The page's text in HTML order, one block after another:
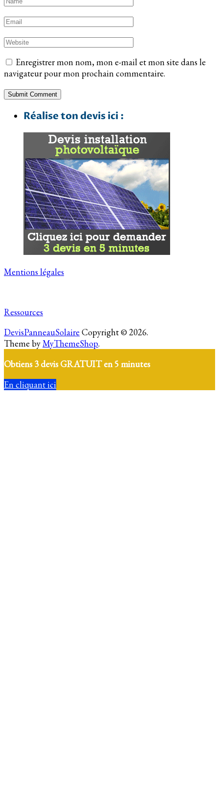
Enregistrer mon nom, mon e-mail et mon site dans le
navigateur pour mon prochain commentaire.
Réalise ton devis ici :
Mentions légales
Ressources
DevisPanneauSolaire Copyright © 2026.
Theme byMyThemeShop.
Obtiens 3 devis GRATUIT en 5 minutes
En cliquant ici